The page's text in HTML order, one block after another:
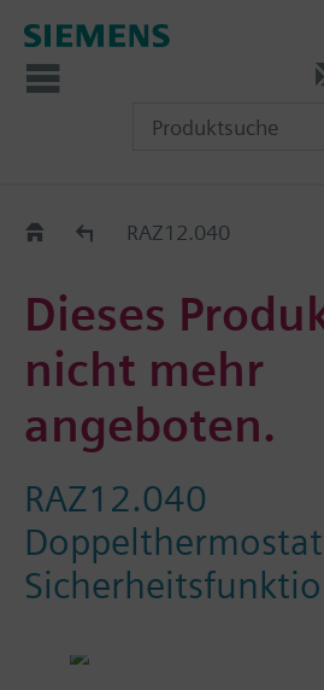
Old2NewRAZ12.040
Dieses
nicht mehr
angeboten.
RAZ12.040